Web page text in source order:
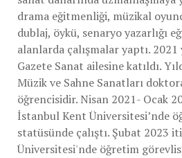
drama eğitmenliği, müzikal
dublaj, öykü, senaryo yazarlığı
alanlarda çalışmalar yaptı. 2021
Gazete Sanat ailesine katıldı.
Müzik ve Sahne Sanatları
öğrencisidir. Nisan 2021- Ocak
İstanbul Kent Üniversitesi’nde
statüsünde çalıştı. Şubat 2023
Üniversitesi'nde öğretim